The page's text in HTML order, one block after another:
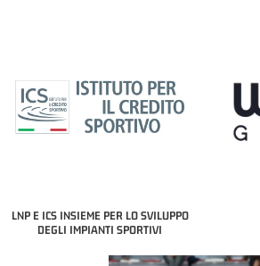
LNP E ICS INSIEME PER LO SVILUPPO
DEGLI IMPIANTI SPORTIVI